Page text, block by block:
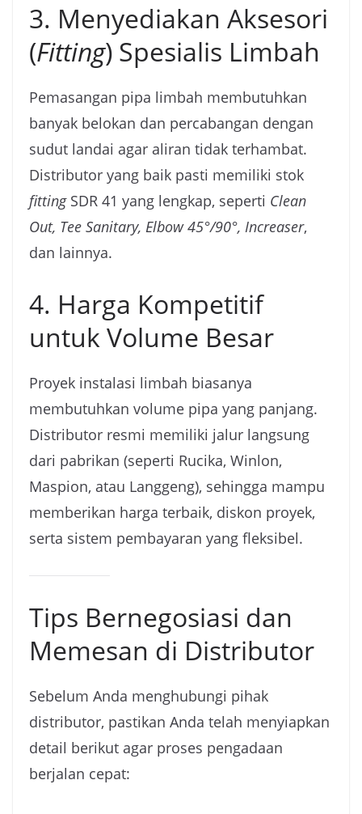
3. Menyediakan Aksesori
(Fitting) Spesialis Limbah
Pemasangan pipa limbah membutuhkan
banyak belokan dan percabangan dengan
sudut landai agar aliran tidak terhambat.
Distributor yang baik pasti memiliki stok
fittingSDR 41 yang lengkap, seperti Clean
Out, Tee Sanitary, Elbow 45°/90°, Increaser,
dan lainnya.
4. Harga Kompetitif
untuk Volume Besar
Proyek instalasi limbah biasanya
membutuhkan volume pipa yang panjang.
Distributor resmi memiliki jalur langsung
dari pabrikan (seperti Rucika, Winlon,
Maspion, atau Langgeng), sehingga mampu
memberikan harga terbaik, diskon proyek,
serta sistem pembayaran yang fleksibel.
Tips Bernegosiasi dan
Memesan di Distributor
Sebelum Anda menghubungi pihak
distributor, pastikan Anda telah menyiapkan
detail berikut agar proses pengadaan
berjalan cepat: